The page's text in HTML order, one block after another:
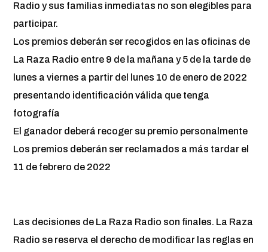
Radio y sus familias inmediatas no son elegibles para
participar.
Los premios deberán ser recogidos en las oficinas de
La Raza Radio entre 9 de la mañana y 5 de la tarde de
lunes a viernes a partir del lunes 10 de enero de 2022
presentando identificación válida que tenga
fotografía
El ganador deberá recoger su premio personalmente
Los premios deberán ser reclamados a más tardar el
11 de febrero de 2022
Las decisiones de La Raza Radio son finales. La Raza
Radio se reserva el derecho de modificar las reglas en